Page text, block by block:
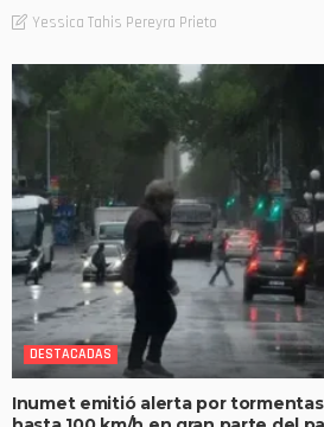
Yessica Tahis Pereyra Prieto
DESTACADAS
Inumet emitió alerta por